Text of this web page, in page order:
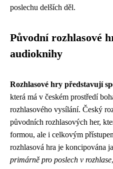
poslechu delších děl.
Původní rozhlasové
audioknihy
Rozhlasové hry představují
která má v českém prostředí
rozhlasového vysílání. Český
původních rozhlasových her,
formou, ale i celkovým
rozhlasová hra je koncipována
primárně pro poslech v rozhlase